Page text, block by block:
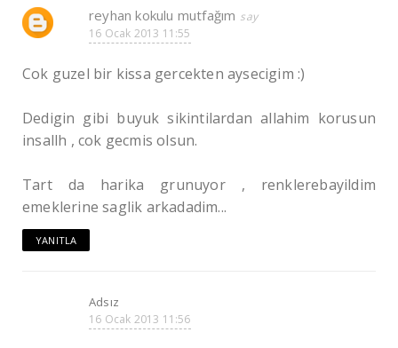
reyhan kokulu mutfağım
16 Ocak 2013 11:55
Cok guzel bir kissa gercekten aysecigim :)
Dedigin gibi buyuk sikintilardan allahim korusun
insallh , cok gecmis olsun.
Tart da harika grunuyor , renklerebayildim
emeklerine saglik arkadadim...
YANITLA
Adsız
16 Ocak 2013 11:56